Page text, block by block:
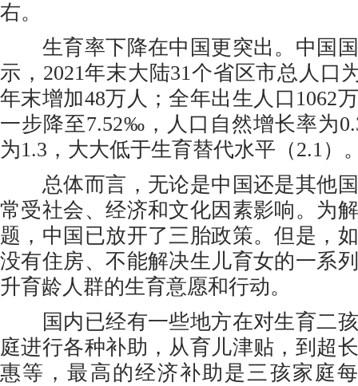
右。
生育率下降在中国更突出。中国国
示，2021年末大陆31个省区市总人口
年末增加48万人；全年出生人口1062
一步降至7.52‰，人口自然增长率为
为1.3，大大低于生育替代水平（2.1）
总体而言，无论是中国还是其他国
常受社会、经济和文化因素影响。为
题，中国已放开了三胎政策。但是，
没有住房、不能解决生儿育女的一系
升育龄人群的生育意愿和行动。
国内已经有一些地方在对生育二孩
庭进行各种补助，从育儿津贴，到超
惠等，最高的经济补助是三孩家庭